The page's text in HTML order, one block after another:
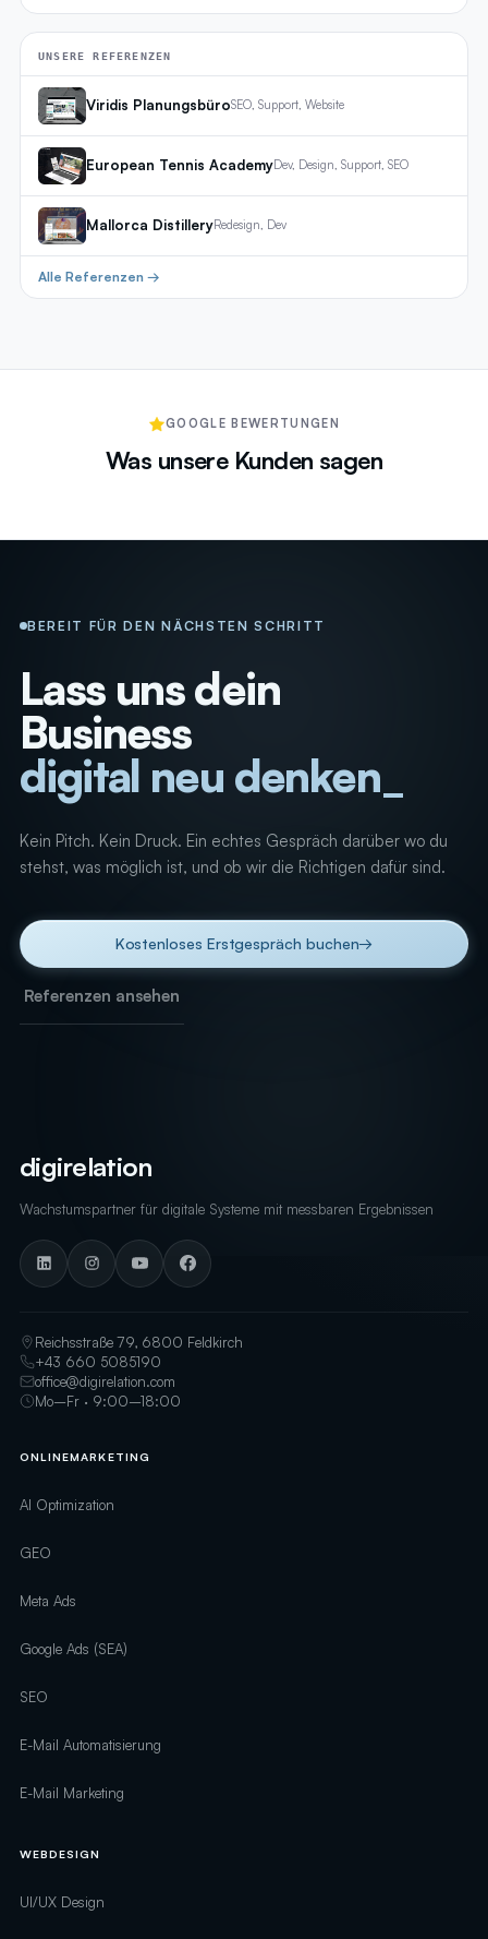
UNSERE REFERENZEN
Viridis PlanungsbüroSEO, Support, Website
European Tennis AcademyDev, Design, Support, SEO
Mallorca DistilleryRedesign, Dev
Alle Referenzen →
GOOGLE BEWERTUNGEN
Was unsere Kunden sagen
BEREIT FÜR DEN NÄCHSTEN SCHRITT
Lass uns dein
Business
digital neu denken
Kein Pitch. Kein Druck. Ein echtes Gespräch darüber wo du
stehst, was möglich ist, und ob wir die Richtigen dafür sind.
Kostenloses Erstgespräch buchen→
Referenzen ansehen
digirelation
Wachstumspartner für digitale Systeme mit messbaren Ergebnissen
Reichsstraße 79, 6800 Feldkirch
+43 660 5085190
office@digirelation.com
Mo–Fr · 9:00–18:00
ONLINEMARKETING
AI Optimization
GEO
Meta Ads
Google Ads (SEA)
SEO
E-Mail Automatisierung
E-Mail Marketing
WEBDESIGN
UI/UX Design